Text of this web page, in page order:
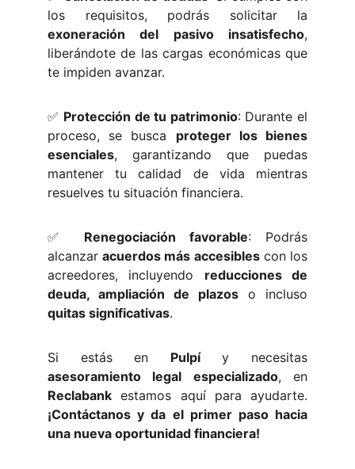
los requisitos, podrás solicitar la
exoneración del pasivo insatisfecho,
liberándote de las cargas económicas que
te impiden avanzar.
✅ Protección de tu patrimonio: Durante el
proceso, se busca proteger los bienes
esenciales, garantizando que puedas
mantener tu calidad de vida mientras
resuelves tu situación financiera.
✅ Renegociación favorable: Podrás
alcanzaracuerdos más accesiblescon los
acreedores, incluyendo reducciones de
deuda, ampliación de plazos o incluso
quitas significativas.
Si estás en Pulpíy necesitas
asesoramiento legal especializado, en
Reclabank estamos aquí para ayudarte.
¡Contáctanos y da el primer paso hacia
una nueva oportunidad financiera!